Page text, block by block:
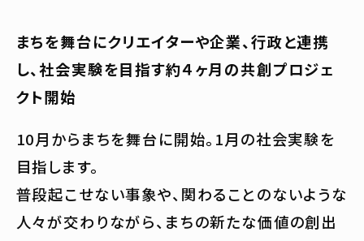
まちを舞台にクリエイターや企業、行政と連携
し、社会実験を目指す約４ヶ月の共創プロジェ
クト開始
10月からまちを舞台に開始。1月の社会実験を
目指します。
普段起こせない事象や、関わることのないような
人々が交わりながら、まちの新たな価値の創出